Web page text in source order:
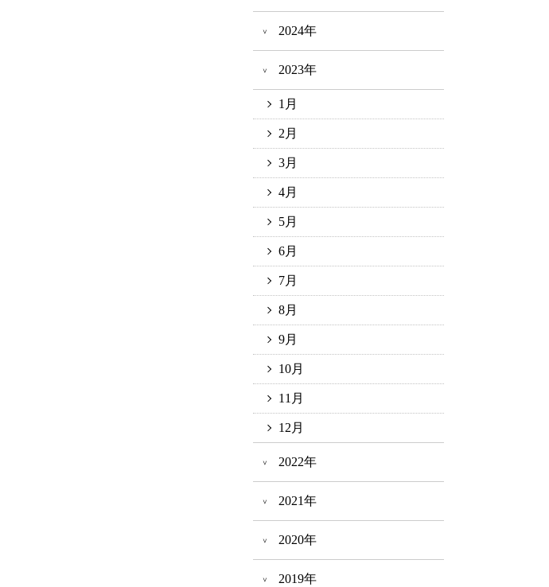
2024年
2023年
1月
2月
3月
4月
5月
6月
7月
8月
9月
10月
11月
12月
2022年
2021年
2020年
2019年